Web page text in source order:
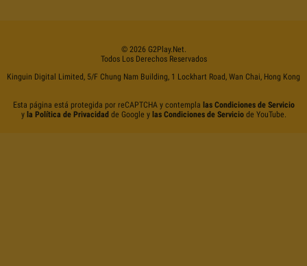
© 2026 G2Play.net.
Todos Los Derechos Reservados
Kinguin Digital Limited, 5/F Chung Nam Building, 1 Lockhart Road, Wan Chai, Hong Kong
Esta página está protegida por reCAPTCHA y contempla las Condiciones de Servicio
y la Política de Privacidad de Google y las Condiciones de Serviciode YouTube.